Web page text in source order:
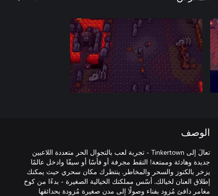
الوصف
تعالَ إلى Tinkertown - تجربة لعب بالتجوال الحر متعددة اللاعبين
جديدة وهادئة وممتعة! التقط مجرفة أو فأسًا أو سيفًا وادخل عالمًا
يزخر بالكنوز والسحر والمخاطر. ينتظرك مكان سحري حيث يمكنك
إطلاق العنان لخيالك. أسّس مملكتك الخيالية الصغيرة - بدءًا من كوخ
مغامر دافئ مُزود بفناء وصولًا إلى مدن صغيرة مُزودة بحدائقها